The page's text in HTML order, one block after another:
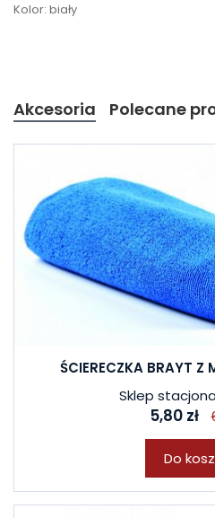
Kolor: biały
Akcesoria Polecane
ŚCIERECZKA BRAYT Z
Sklep
5,80 zł
Do